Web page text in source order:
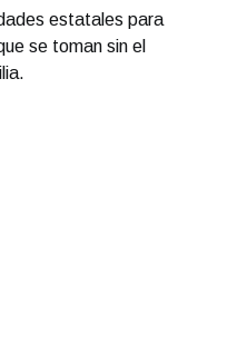
estatales para
se toman sin el